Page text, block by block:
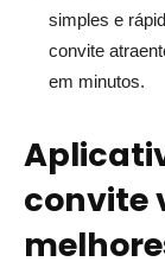
simples e
convite
em minutos.
convite